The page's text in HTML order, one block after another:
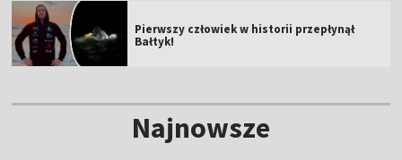
Pierwszy człowiek w historii przepłynął
Bałtyk!
Najnowsze